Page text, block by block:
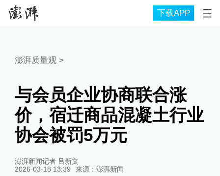
下载APP
澎湃质量观>
与会员企业协商联合涨
价，宿迁商品混凝土行业
协会被罚5万元
澎湃新闻记者 吕新文
2026-03-18 13:39
来源： 澎湃新闻